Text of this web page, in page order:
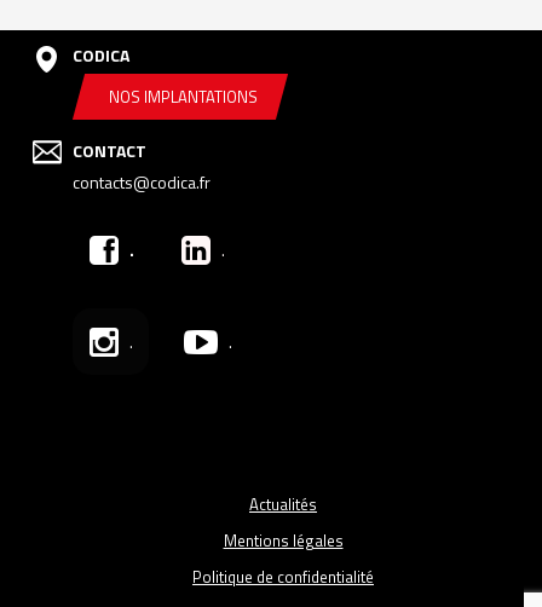
CODICA
NOS IMPLANTATIONS
CONTACT
contacts@codica.fr
. .
. .
Actualités
Mentions légales
Politique de confidentialité